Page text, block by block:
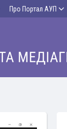
Про Портал АУП